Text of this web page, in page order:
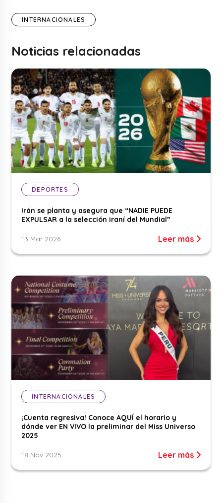
INTERNACIONALES
Noticias relacionadas
DEPORTES
Irán se planta y asegura que “NADIE PUEDE
EXPULSAR a la selección iraní del Mundial”
13 Mar 2026 Leer más
INTERNACIONALES
¡Cuenta regresiva! Conoce AQUÍ el horario y
dónde ver EN VIVO la preliminar del Miss Universo
2025
18 Nov 2025 Leer más